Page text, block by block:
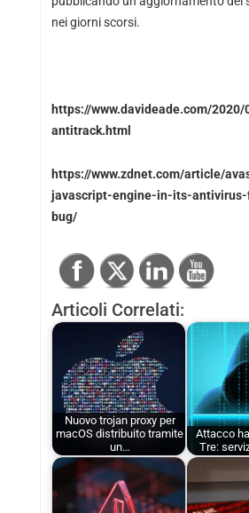
nei giorni scorsi.
https://www.davideade.com/
antitrack.html
https://www.zdnet.com/article/
javascript-engine-in-its-
bug/
Articoli Correlati:
Nuovo trojan proxy per
macOS distribuito tramite
un…
Attacco
Tre: